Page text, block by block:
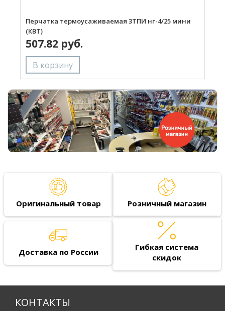
Перчатка термоусаживаемая 3ТПИ нг-4/25 мини
(КВТ)
507.82 руб.
Оригинальный товар Розничный магазин
Доставка по России
Гибкая система
скидок
КОНТАКТЫ